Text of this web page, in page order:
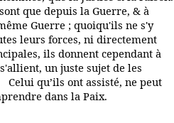
que depuis la Guerre, & à
Guerre ; quoiqu'ils ne s'y
leurs forces, ni directement
ils donnent cependant à
un juste sujet de les
qu’ils ont assisté, ne peut
dans la Paix.